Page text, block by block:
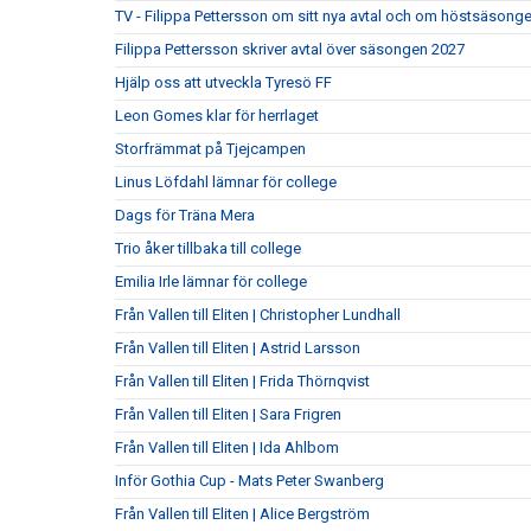
TV - Filippa Pettersson om sitt nya avtal och om
Filippa Pettersson skriver avtal över säsongen 2027
Hjälp oss att utveckla Tyresö FF
Leon Gomes klar för herrlaget
Storfrämmat på Tjejcampen
Linus Löfdahl lämnar för college
Dags för Träna Mera
Trio åker tillbaka till college
Emilia Irle lämnar för college
Från Vallen till Eliten | Christopher Lundhall
Från Vallen till Eliten | Astrid Larsson
Från Vallen till Eliten | Frida Thörnqvist
Från Vallen till Eliten | Sara Frigren
Från Vallen till Eliten | Ida Ahlbom
Inför Gothia Cup - Mats Peter Swanberg
Från Vallen till Eliten | Alice Bergström